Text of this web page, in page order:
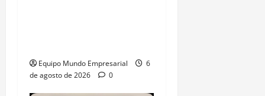
Equipo Mundo Empresarial
6
de agosto de 2026
0